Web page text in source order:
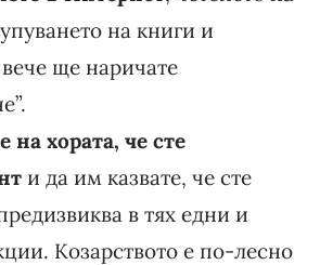
на книги и
ще наричате
на хората, че сте
и да им казвате, че сте
в тях едни и
Козарството е по-лесно